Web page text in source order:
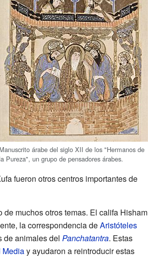
Manuscrito árabe del siglo XII de los "Hermanos de
Pureza", un grupo de pensadores árabes.
fueron otros centros importantes de
muchos otros temas. El califa Hisham
la correspondencia deAristóteles
de animales del Panchatantra. Estas
Mediay ayudaron a reintroducir estas